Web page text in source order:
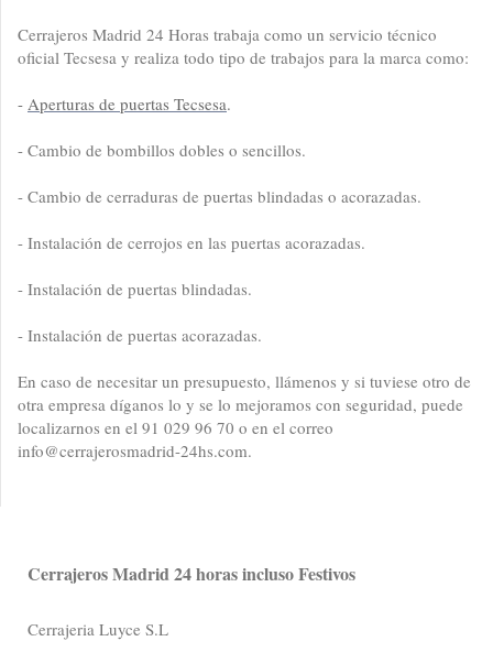
Cerrajeros Madrid 24 Horas trabaja como un servicio técnico
oficial Tecsesa y realiza todo tipo de trabajos para la marca como:
- Aperturas de puertas Tecsesa.
- Cambio de bombillos dobles o sencillos.
- Cambio de cerraduras de puertas blindadas o acorazadas.
- Instalación de cerrojos en las puertas acorazadas.
- Instalación de puertas blindadas.
- Instalación de puertas acorazadas.
En caso de necesitar un presupuesto, llámenos y si tuviese otro de
otra empresa díganos lo y se lo mejoramos con seguridad, puede
localizarnos en el 91 029 96 70 o en el correo
info@cerrajerosmadrid-24hs.com.
Cerrajeros Madrid 24 horas incluso Festivos
Cerrajeria Luyce S.L